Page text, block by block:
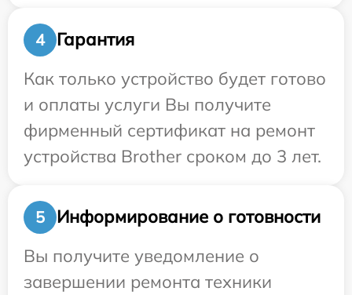
4
Гарантия
Как только устройство будет готово
и оплаты услуги Вы получите
фирменный сертификат на ремонт
устройства Brother сроком до 3 лет.
5
Информирование о готовности
Вы получите уведомление о
завершении ремонта техники